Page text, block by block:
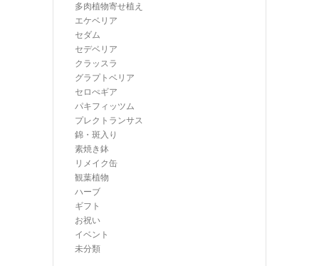
多肉植物寄せ植え
エケベリア
セダム
セデベリア
クラッスラ
グラプトベリア
セロぺギア
パキフィッツム
プレクトランサス
錦・斑入り
素焼き鉢
リメイク缶
観葉植物
ハーブ
ギフト
お祝い
イベント
未分類